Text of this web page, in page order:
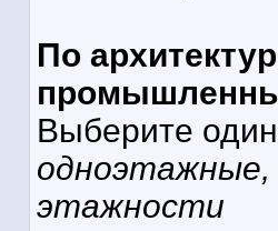
По
Выберите
этажности